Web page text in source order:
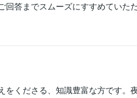
回答までスムーズにすすめていた
をくださる、知識豊富な方です